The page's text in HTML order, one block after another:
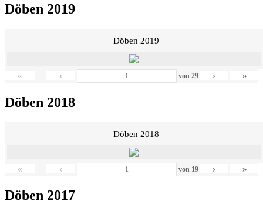
Döben 2019
Döben 2019
« ‹ von 29 › »
Döben 2018
Döben 2018
« ‹ von 19 › »
Döben 2017